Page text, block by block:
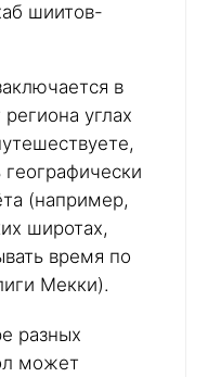
шиитов-
в
углах
(например,
широтах,
время по
Мекки).
разных
может